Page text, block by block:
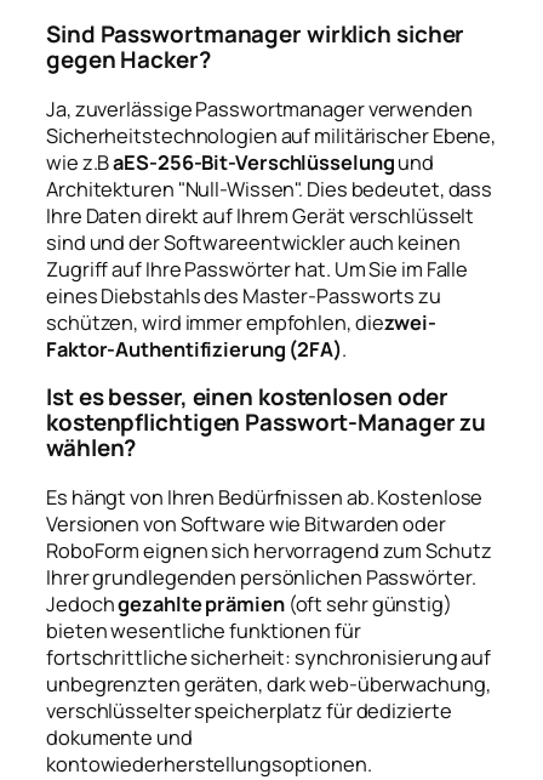
Sind Passwortmanager wirklich sicher
gegen Hacker?
Ja, zuverlässige Passwortmanager verwenden
Sicherheitstechnologien auf militärischer Ebene,
wie z.BaES-256-Bit-Verschlüsselungund
Architekturen "Null-Wissen". Dies bedeutet, dass
Ihre Daten direkt auf Ihrem Gerät verschlüsselt
sind und der Softwareentwickler auch keinen
Zugriff auf Ihre Passwörter hat. Um Sie im Falle
eines Diebstahls des Master-Passworts zu
schützen, wird immer empfohlen, diezwei-
Faktor-Authentifizierung (2FA).
Ist es besser, einen kostenlosen oder
kostenpflichtigen Passwort-Manager zu
wählen?
Es hängt von Ihren Bedürfnissen ab. Kostenlose
Versionen von Software wie Bitwarden oder
RoboForm eignen sich hervorragend zum Schutz
Ihrer grundlegenden persönlichen Passwörter.
Jedochgezahlte prämien(oft sehr günstig)
bieten wesentliche funktionen für
fortschrittliche sicherheit: synchronisierung auf
unbegrenzten geräten, dark web-überwachung,
verschlüsselter speicherplatz für dedizierte
dokumente und
kontowiederherstellungsoptionen.